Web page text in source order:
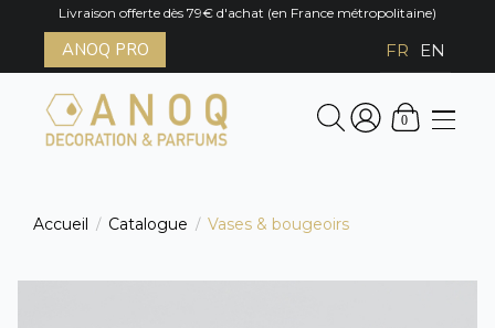
Livraison offerte dès 79€ d'achat (en France métropolitaine)
ANOQ PRO FR EN
0
Accueil / Catalogue / Vases & bougeoirs